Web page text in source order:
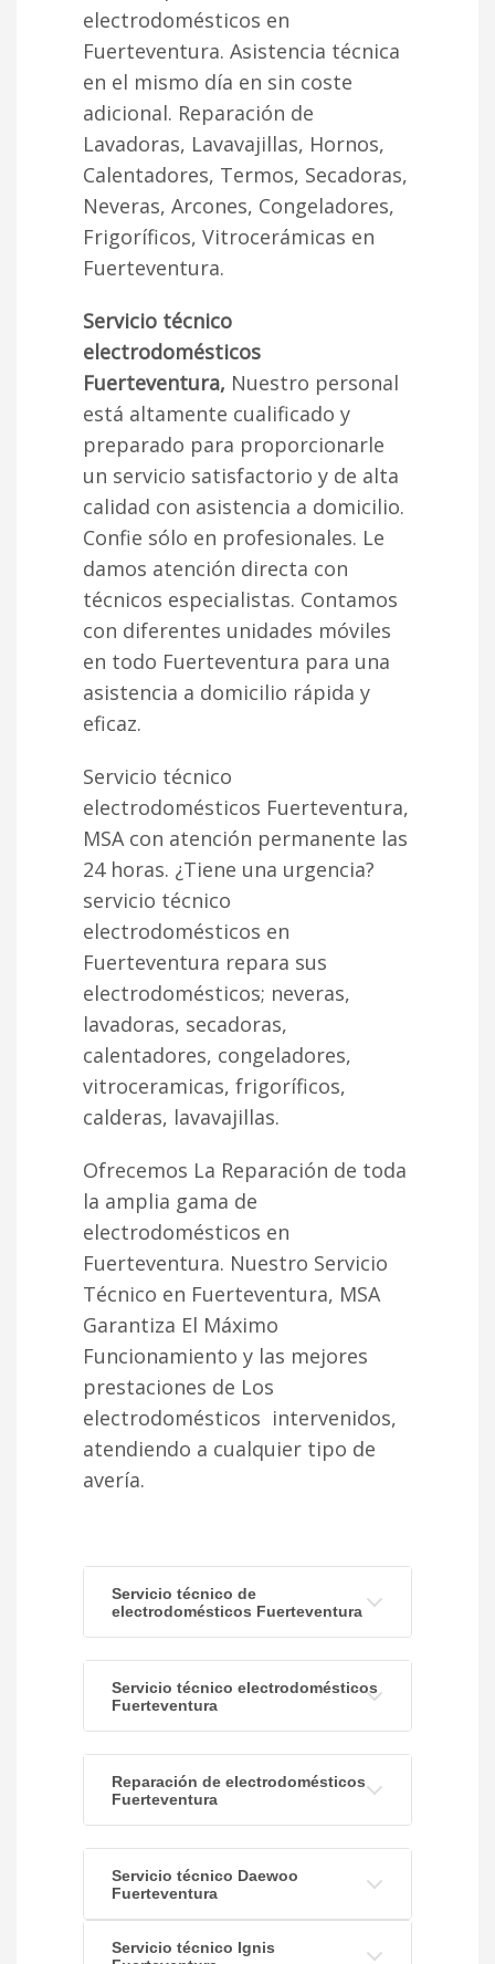
electrodomésticos en
Fuerteventura. Asistencia técnica
en el mismo día en sin coste
adicional. Reparación de
Lavadoras, Lavavajillas, Hornos,
Calentadores, Termos, Secadoras,
Neveras, Arcones, Congeladores,
Frigoríficos, Vitrocerámicas en
Fuerteventura.
Servicio técnico
electrodomésticos
Fuerteventura, Nuestro personal
está altamente cualificado y
preparado para proporcionarle
un servicio satisfactorio y de alta
calidad con asistencia a domicilio.
Confie sólo en profesionales. Le
damos atención directa con
técnicos especialistas. Contamos
con diferentes unidades móviles
en todo Fuerteventura para una
asistencia a domicilio rápida y
eficaz.
Servicio técnico
electrodomésticos Fuerteventura,
MSA con atención permanente las
24 horas. ¿Tiene una urgencia?
servicio técnico
electrodomésticos en
Fuerteventura repara sus
electrodomésticos; neveras,
lavadoras, secadoras,
calentadores, congeladores,
vitroceramicas, frigoríficos,
calderas, lavavajillas.
Ofrecemos La Reparación de toda
la amplia gama de
electrodomésticos en
Fuerteventura. Nuestro Servicio
Técnico en Fuerteventura, MSA
Garantiza El Máximo
Funcionamiento y las mejores
prestaciones de Los
electrodomésticos intervenidos,
atendiendo a cualquier tipo de
avería.
Servicio técnico de
electrodomésticos Fuerteventura
Servicio técnico electrodomésticos
Fuerteventura
Reparación de electrodomésticos
Fuerteventura
Servicio técnico Daewoo
Fuerteventura
Servicio técnico Ignis